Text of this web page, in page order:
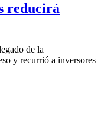
reducirá
de la
y recurrió a inversores